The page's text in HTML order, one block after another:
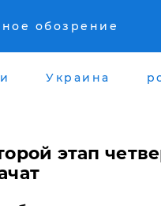
обозрение
Украина
этап